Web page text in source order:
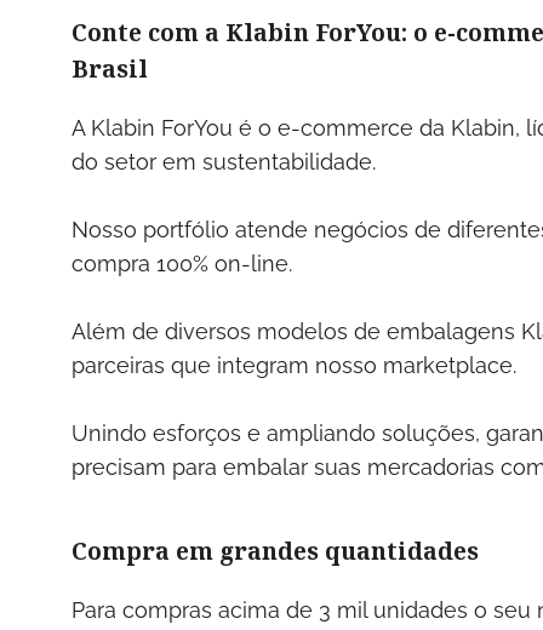
Conte com a Klabin ForYou: o e-
Brasil
A Klabin ForYou é o e-commerce da Klabin,
do setor em sustentabilidade.
Nosso portfólio atende negócios de
compra 100% on-line.
Além de diversos modelos de embalagens
parceiras que integram nosso marketplace.
Unindo esforços e ampliando soluções,
precisam para embalar suas mercadorias
Compra em grandes quantidades
Para compras acima de 3 mil unidades o